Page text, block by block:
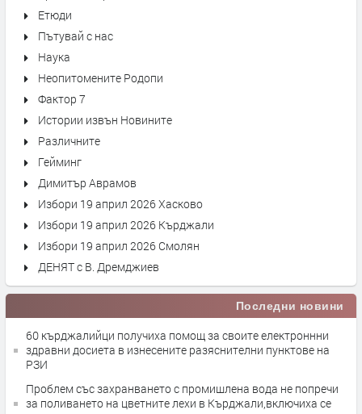
Етюди
Пътувай с нас
Наука
Неопитомените Родопи
Фактор 7
Истории извън Новините
Различните
Гейминг
Димитър Аврамов
Избори 19 април 2026 Хасково
Избори 19 април 2026 Кърджали
Избори 19 април 2026 Смолян
ДЕНЯТ с В. Дремджиев
Последни новини
60 кърджалийци получиха помощ за своите електроннни
здравни досиета в изнесените разяснителни пунктове на
РЗИ
Проблем със захранването с промишлена вода не попречи
за поливането на цветните лехи в Кърджали,включиха се